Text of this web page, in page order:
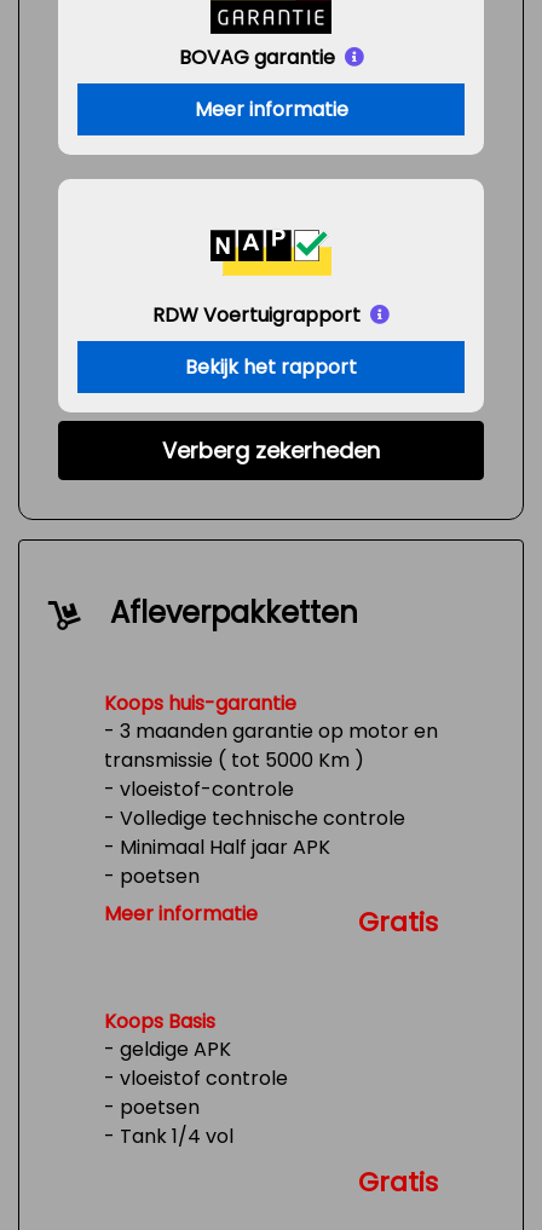
BOVAG garantie
Meer informatie
RDW Voertuigrapport
Bekijk het rapport
Verberg zekerheden
Afleverpakketten
Koops huis-garantie
- 3 maanden garantie op motor en
transmissie ( tot 5000 Km )
- vloeistof-controle
- Volledige technische controle
- Minimaal Half jaar APK
- poetsen
- Tank 1/4 vol
Meer informatie Gratis
Koops Basis
- geldige APK
- vloeistof controle
- poetsen
- Tank 1/4 vol
Gratis